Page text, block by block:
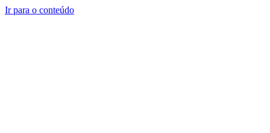
Ir para o conteúdo